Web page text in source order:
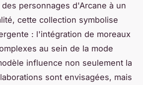
personnages d'Arcane à un
cette collection symbolise
: l'intégration de moreaux
au sein de la mode
influence non seulement la
sont envisagées, mais